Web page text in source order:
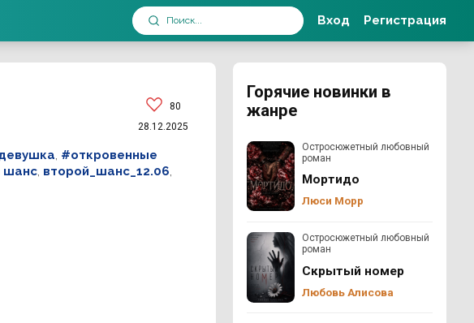
80
28.12.2025
#откровенные
шанс второй_шанс_12.06
Горячие новинки в
жанре
Остросюжетный любовный
роман
Мортидо
Люси Морр
Остросюжетный любовный
роман
Скрытый номер
Любовь Алисова
Вход Регистрация